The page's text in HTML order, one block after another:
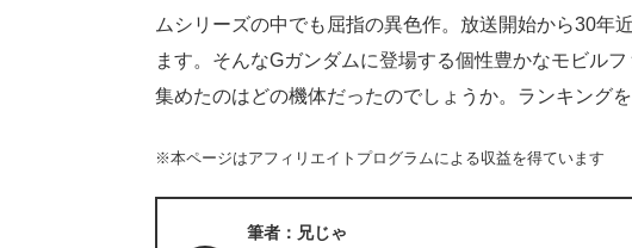
ムシリーズの中でも屈指の異色作。放送開始から30年
ます。そんなGガンダムに登場する個性豊かなモビル
集めたのはどの機体だったのでしょうか。ランキング
※本ページはアフィリエイトプログラムによる収益を得ています
筆者：兄じゃ